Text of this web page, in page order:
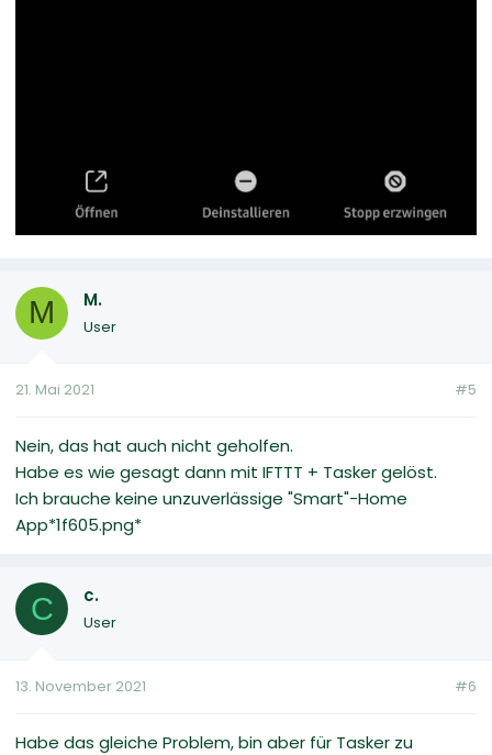
M M.
User
21. Mai 2021 #5
Nein, das hat auch nicht geholfen.
Habe es wie gesagt dann mit IFTTT + Tasker gelöst.
Ich brauche keine unzuverlässige "Smart"-Home
App*1f605.png*
C c.
User
13. November 2021 #6
Habe das gleiche Problem, bin aber für Tasker zu